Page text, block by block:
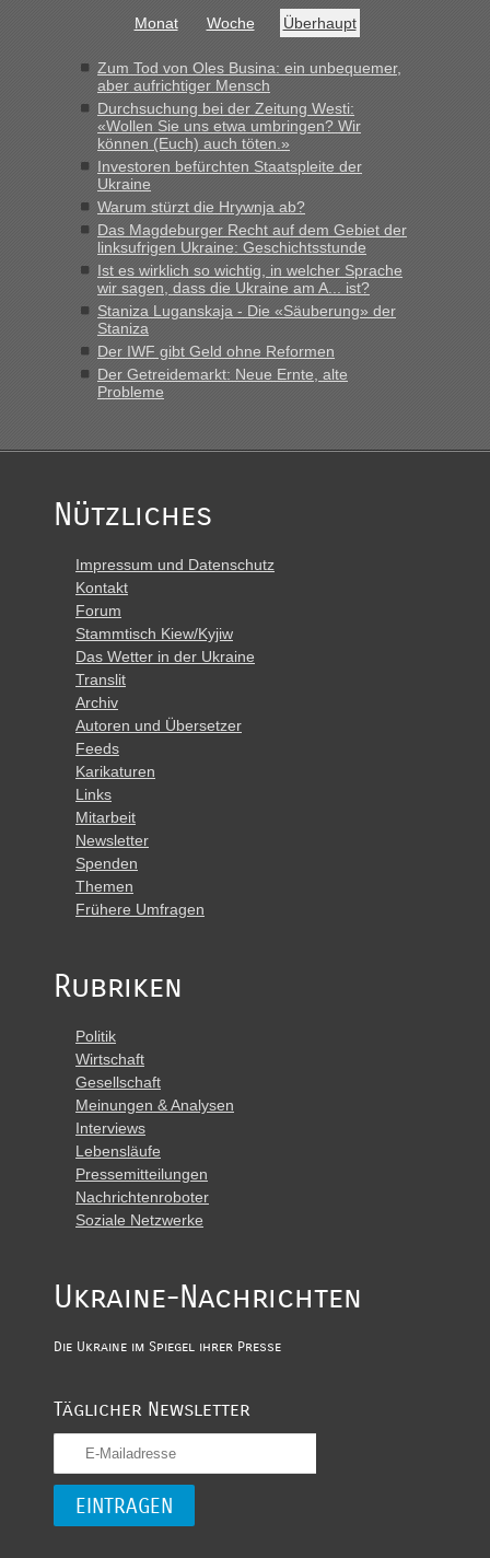
Monat Woche Überhaupt
Zum Tod von Oles Busina: ein unbequemer,
aber aufrichtiger Mensch
Durchsuchung bei der Zeitung Westi:
«Wollen Sie uns etwa umbringen? Wir
können (Euch) auch töten.»
Investoren befürchten Staatspleite der
Ukraine
Warum stürzt die Hrywnja ab?
Das Magdeburger Recht auf dem Gebiet der
linksufrigen Ukraine: Geschichtsstunde
Ist es wirklich so wichtig, in welcher Sprache
wir sagen, dass die Ukraine am A... ist?
Staniza Luganskaja - Die «Säuberung» der
Staniza
Der IWF gibt Geld ohne Reformen
Der Getreidemarkt: Neue Ernte, alte
Probleme
Nützliches
Impressum und Datenschutz
Kontakt
Forum
Stammtisch Kiew/Kyjiw
Das Wetter in der Ukraine
Translit
Archiv
Autoren und Übersetzer
Feeds
Karikaturen
Links
Mitarbeit
Newsletter
Spenden
Themen
Frühere Umfragen
Rubriken
Politik
Wirtschaft
Gesellschaft
Meinungen & Analysen
Interviews
Lebensläufe
Pressemitteilungen
Nachrichtenroboter
Soziale Netzwerke
Ukraine-Nachrichten
Die Ukraine im Spiegel ihrer Presse
Täglicher Newsletter